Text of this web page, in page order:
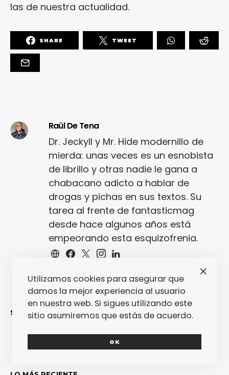
las de nuestra actualidad.
SHARE TWEET
Raül De Tena
Dr. Jeckyll y Mr. Hide modernillo de
mierda: unas veces es un esnobista
de librillo y otras nadie le gana a
chabacano adicto a hablar de
drogas y pichas en sus textos. Su
tarea al frente de fantasticmag
desde hace algunos años está
empeorando esta esquizofrenia.
SINCERAMENTE
Utilizamos cookies para asegurar que
damos la mejor experiencia al usuario
en nuestra web. Si sigues utilizando este
sitio asumiremos que estás de acuerdo.
OK